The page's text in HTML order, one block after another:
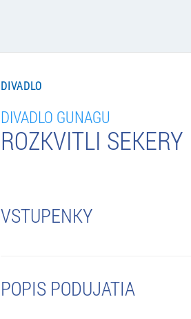
DIVADLO
DIVADLO GUNAGU
ROZKVITLI SEKERY
VSTUPENKY
POPIS PODUJATIA